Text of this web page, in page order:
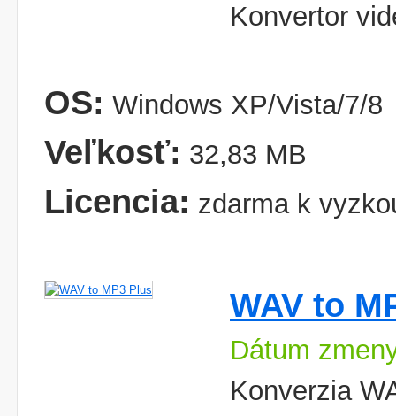
Konvertor
OS: Windows XP/Vista/7/8
Veľkosť: 32,83 MB
Licencia: zdarma k
WAV to
Dátum
Konverzia